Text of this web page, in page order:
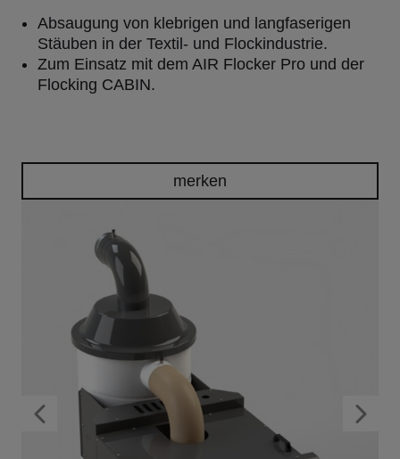
Absaugung von klebrigen und langfaserigen
Stäuben in der Textil- und Flockindustrie.
Zum Einsatz mit dem AIR Flocker Pro und der
Flocking CABIN.
merken